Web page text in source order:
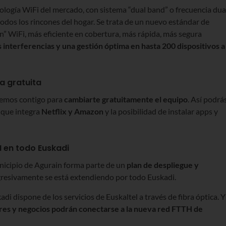
WiFi del mercado, con sistema “dual band” o frecuencia
los rincones del hogar. Se trata de un nuevo estándar de
WiFi, más eficiente en cobertura, más rápida, más segura
interferencias y una gestión óptima en hasta 200 dispositivos a
gratuita
contigo para cambiarte gratuitamente el equipo . Así
que integra Netflix y Amazon y la posibilidad de instalar apps y
en todo Euskadi
de Agurain forma parte de un plan de despliegue y
se está extendiendo por todo Euskadi.
dispone de los servicios de Euskaltel a través de fibra óptica. Y
y negocios podrán conectarse a la nueva red FTTH de